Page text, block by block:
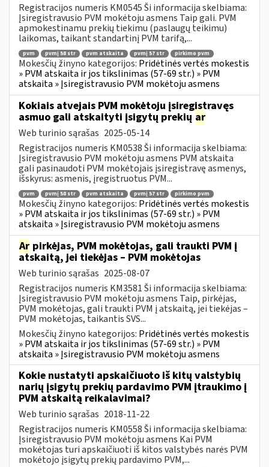
Registracijos numeris KM0545 Ši informacija skelbiama:
Įsiregistravusio PVM mokėtoju asmens Taip gali. PVM
apmokestinamu prekių tiekimu (paslaugų teikimu)
laikomas, taikant standartinį PVM tarifą,...
pvm pvmį 58 str pvm atskaita pvmį 57 str pirkimo pvm
Mokesčių žinyno kategorijos: Pridėtinės vertės mokestis
» PVM atskaita ir jos tikslinimas (57-69 str.) » PVM
atskaita » Įsiregistravusio PVM mokėtoju asmens
Kokiais atvejais PVM mokėtoju įsiregistravęs
asmuo gali atskaityti įsigytų prekių ar
Web turinio sąrašas 2025-05-14
Registracijos numeris KM0538 Ši informacija skelbiama:
Įsiregistravusio PVM mokėtoju asmens PVM atskaita
gali pasinaudoti PVM mokėtojais įsiregistravę asmenys,
išskyrus: asmenis, įregistruotus PVM...
pvm pvmį 58 str pvm atskaita pvmį 57 str pirkimo pvm
Mokesčių žinyno kategorijos: Pridėtinės vertės mokestis
» PVM atskaita ir jos tikslinimas (57-69 str.) » PVM
atskaita » Įsiregistravusio PVM mokėtoju asmens
Ar pirkėjas, PVM mokėtojas, gali traukti PVM į
atskaitą, jei tiekėjas – PVM mokėtojas
Web turinio sąrašas 2025-08-07
Registracijos numeris KM3581 Ši informacija skelbiama:
Įsiregistravusio PVM mokėtoju asmens Taip, pirkėjas,
PVM mokėtojas, gali traukti PVM į atskaitą, jei tiekėjas –
PVM mokėtojas, taikantis SVS...
Mokesčių žinyno kategorijos: Pridėtinės vertės mokestis
» PVM atskaita ir jos tikslinimas (57-69 str.) » PVM
atskaita » Įsiregistravusio PVM mokėtoju asmens
Kokie nustatyti apskaičiuoto iš kitų valstybių
narių įsigytų prekių pardavimo PVM įtraukimo į
PVM atskaitą reikalavimai?
Web turinio sąrašas 2018-11-22
Registracijos numeris KM0558 Ši informacija skelbiama:
Įsiregistravusio PVM mokėtoju asmens Kai PVM
mokėtojas turi apskaičiuoti iš kitos valstybės narės PVM
mokėtojo įsigytų prekių pardavimo PVM,...